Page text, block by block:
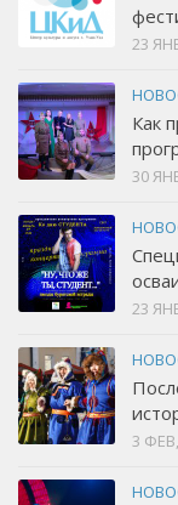
23
Как
30
23
3